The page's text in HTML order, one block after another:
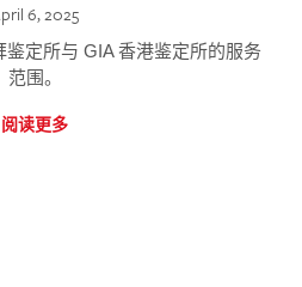
6, 2025
定所与 GIA 香港鉴定所的服务
范围。
阅读更多